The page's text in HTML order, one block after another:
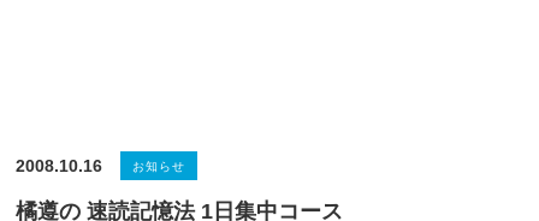
2008.10.16 お知らせ
橘遵の 速読記憶法 1日集中コース